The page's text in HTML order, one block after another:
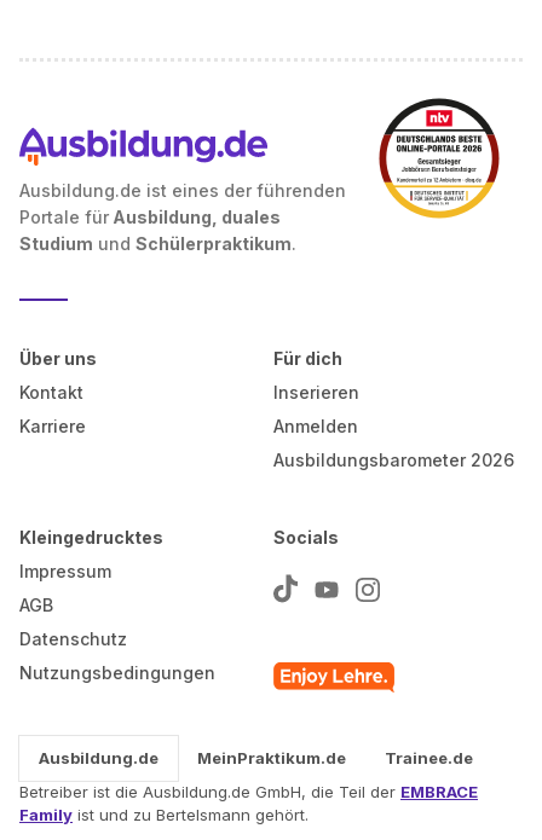
Ausbildung.de ist eines der führenden
Portale für Ausbildung, duales
Studium und Schülerpraktikum.
Über uns
Kontakt
Karriere
Für dich
Inserieren
Anmelden
Ausbildungsbarometer 2026
Kleingedrucktes
Impressum
AGB
Datenschutz
Nutzungsbedingungen
Socials
Ausbildung.de MeinPraktikum.de
Trainee.de
Betreiber ist die Ausbildung.de GmbH, die Teil der EMBRACE
Family ist und zu Bertelsmann gehört.